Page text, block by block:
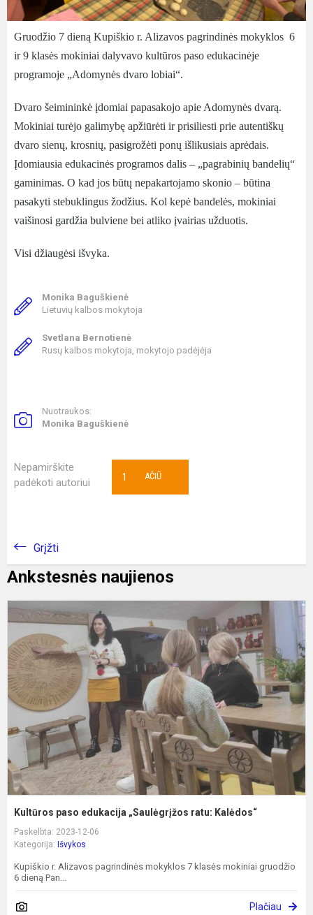
Gruodžio 7 dieną Kupiškio r. Alizavos pagrindinės mokyklos 6
ir 9 klasės mokiniai dalyvavo kultūros paso edukacinėje
programoje „Adomynės dvaro lobiai“.
Dvaro šeimininkė įdomiai papasakojo apie Adomynės dvarą.
Mokiniai turėjo galimybę apžiūrėti ir prisiliesti prie autentiškų
dvaro sienų, krosnių, pasigrožėti ponų išlikusiais aprėdais.
Įdomiausia edukacinės programos dalis – „pagrabinių bandelių“
gaminimas. O kad jos būtų nepakartojamo skonio – būtina
pasakyti stebuklingus žodžius. Kol kepė bandelės, mokiniai
vaišinosi gardžia bulviene bei atliko įvairias užduotis.
Visi džiaugėsi išvyka.
Monika Baguškienė
Lietuvių kalbos mokytoja
Svetlana Bernotienė
Rusų kalbos mokytoja, mokytojo padėjėja
Nuotraukos:
Monika Baguškienė
Nepamirškite
padėkoti autoriui
AČIŪ
1
Grįžti
Ankstesnės naujienos
Kultūros paso edukacija „Saulėgrįžos ratu: Kalėdos“
Paskelbta: 2023-12-06
Kategorija: Išvykos
Kupiškio r. Alizavos pagrindinės mokyklos 7 klasės mokiniai gruodžio
6 dieną Pan...
Plačiau